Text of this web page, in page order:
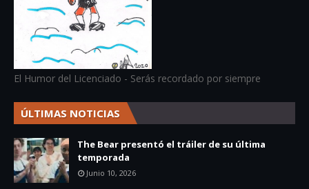
El Humor del Licenciado - Serás recordado por siempre
ÚLTIMAS NOTICIAS
The Bear presentó el tráiler de su última
temporada
Junio 10, 2026